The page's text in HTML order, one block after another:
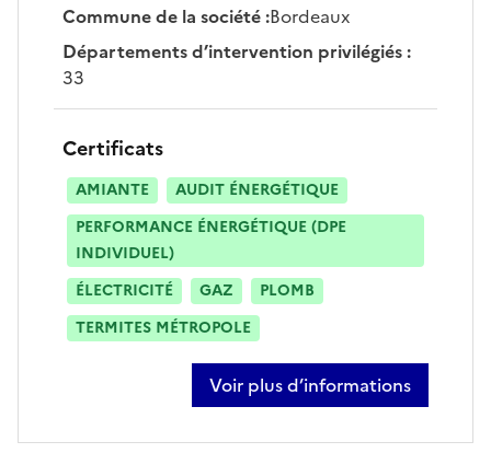
Commune de la société:Bordeaux
Départements d’intervention privilégiés:
33
Certificats
AMIANTE
AUDIT ÉNERGÉTIQUE
PERFORMANCE ÉNERGÉTIQUE (DPE
INDIVIDUEL)
ÉLECTRICITÉ
GAZ
PLOMB
TERMITES MÉTROPOLE
Voir plus d’informations
sur daniel fernandes